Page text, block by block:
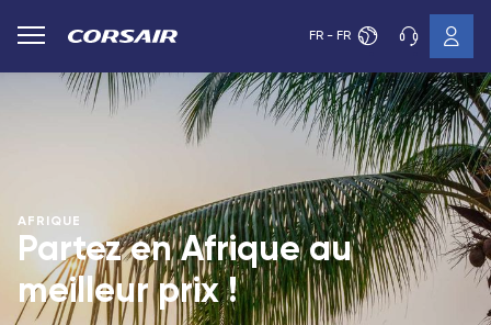
FR - FR
AFRIQUE
Partez en Afrique au
meilleur prix !